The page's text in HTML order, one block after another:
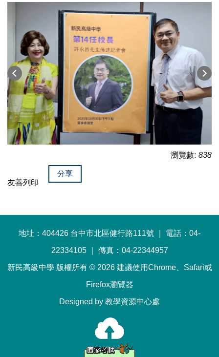
瀏覽數: 838
友善列印
分享
地址：404426 台中市北區健行路111號 ｜ 電話：04-
22334105 ｜ 傳真：04-22344957
新民高級中學 版權所有 © 2026 建議使用Chrome、Safari或
Firefox瀏覽器
Designed by 教學資源中心處